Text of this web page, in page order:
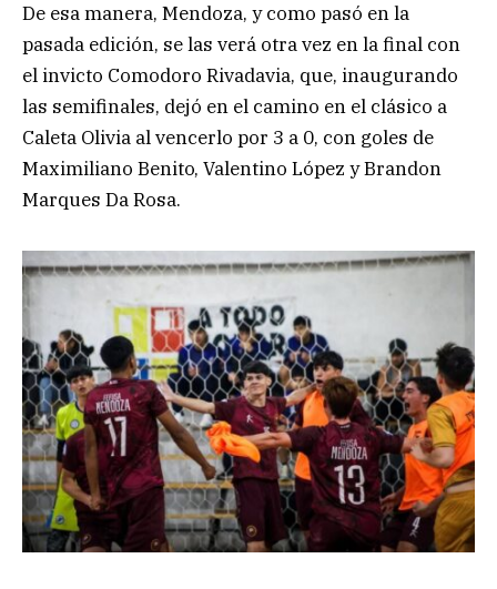
De esa manera, Mendoza, y como pasó en la
pasada edición, se las verá otra vez en la final con
el invicto Comodoro Rivadavia, que, inaugurando
las semifinales, dejó en el camino en el clásico a
Caleta Olivia al vencerlo por 3 a 0, con goles de
Maximiliano Benito, Valentino López y Brandon
Marques Da Rosa.